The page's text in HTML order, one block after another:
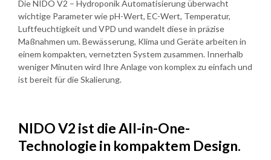
Die NIDO V2 – Hydroponik Automatisierung überwacht
wichtige Parameter wie pH-Wert, EC-Wert, Temperatur,
Luftfeuchtigkeit und VPD und wandelt diese in präzise
Maßnahmen um. Bewässerung, Klima und Geräte arbeiten in
einem kompakten, vernetzten System zusammen. Innerhalb
weniger Minuten wird Ihre Anlage von komplex zu einfach und
ist bereit für die Skalierung.
NIDO V2 ist die All-in-One-
Technologie in kompaktem Design.